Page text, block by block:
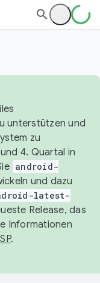
unterstützen und
zu
4. Quartal in
android-
und dazu
latest-
Release, das
Informationen
.